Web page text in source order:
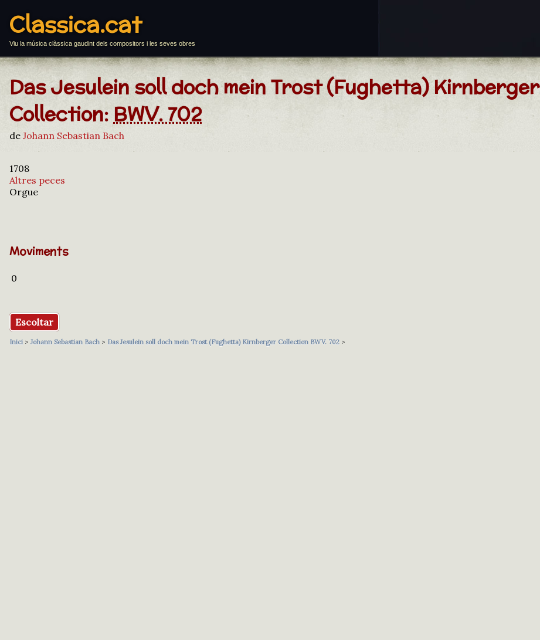
Classica.cat
Viu la música clàssica gaudint dels compositors i les seves obres
Das Jesulein soll doch mein Trost (Fughetta) Kirnberger
Collection: BWV. 702
de Johann Sebastian Bach
1708
Altres peces
Orgue
Moviments
0
Escoltar
Inici > Johann Sebastian Bach > Das Jesulein soll doch mein Trost (Fughetta) Kirnberger Collection BWV. 702 >